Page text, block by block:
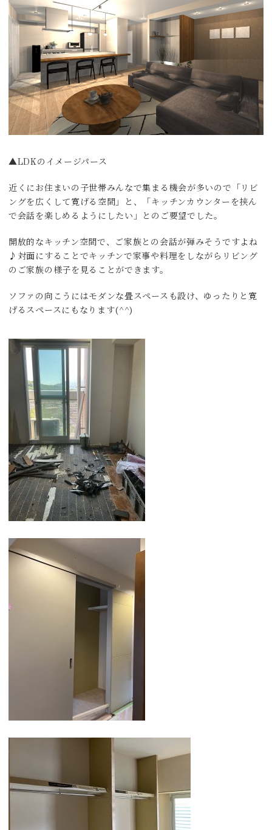
▲LDKのイメージパース
近くにお住まいの子世帯みんなで集まる機会が多いので「リビ
ングを広くして寛げる空間」と、「キッチンカウンターを挟ん
で会話を楽しめるようにしたい」とのご要望でした。
開放的なキッチン空間で、ご家族との会話が弾みそうですよね
♪対面にすることでキッチンで家事や料理をしながらリビング
のご家族の様子を見ることができます。
ソファの向こうにはモダンな畳スペースも設け、ゆったりと寛
げるスペースにもなります(^^)